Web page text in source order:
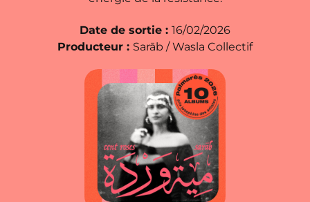
Date de sortie : 16/02/2026
Producteur : Sarāb / Wasla Collectif